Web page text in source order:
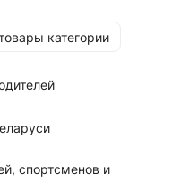
категории
спортсменов и